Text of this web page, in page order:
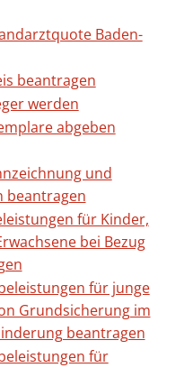
Baden-
beantragen
werden
abgeben
und
beantragen
für Kinder,
bei Bezug
für junge
Grundsicherung im
beantragen
für